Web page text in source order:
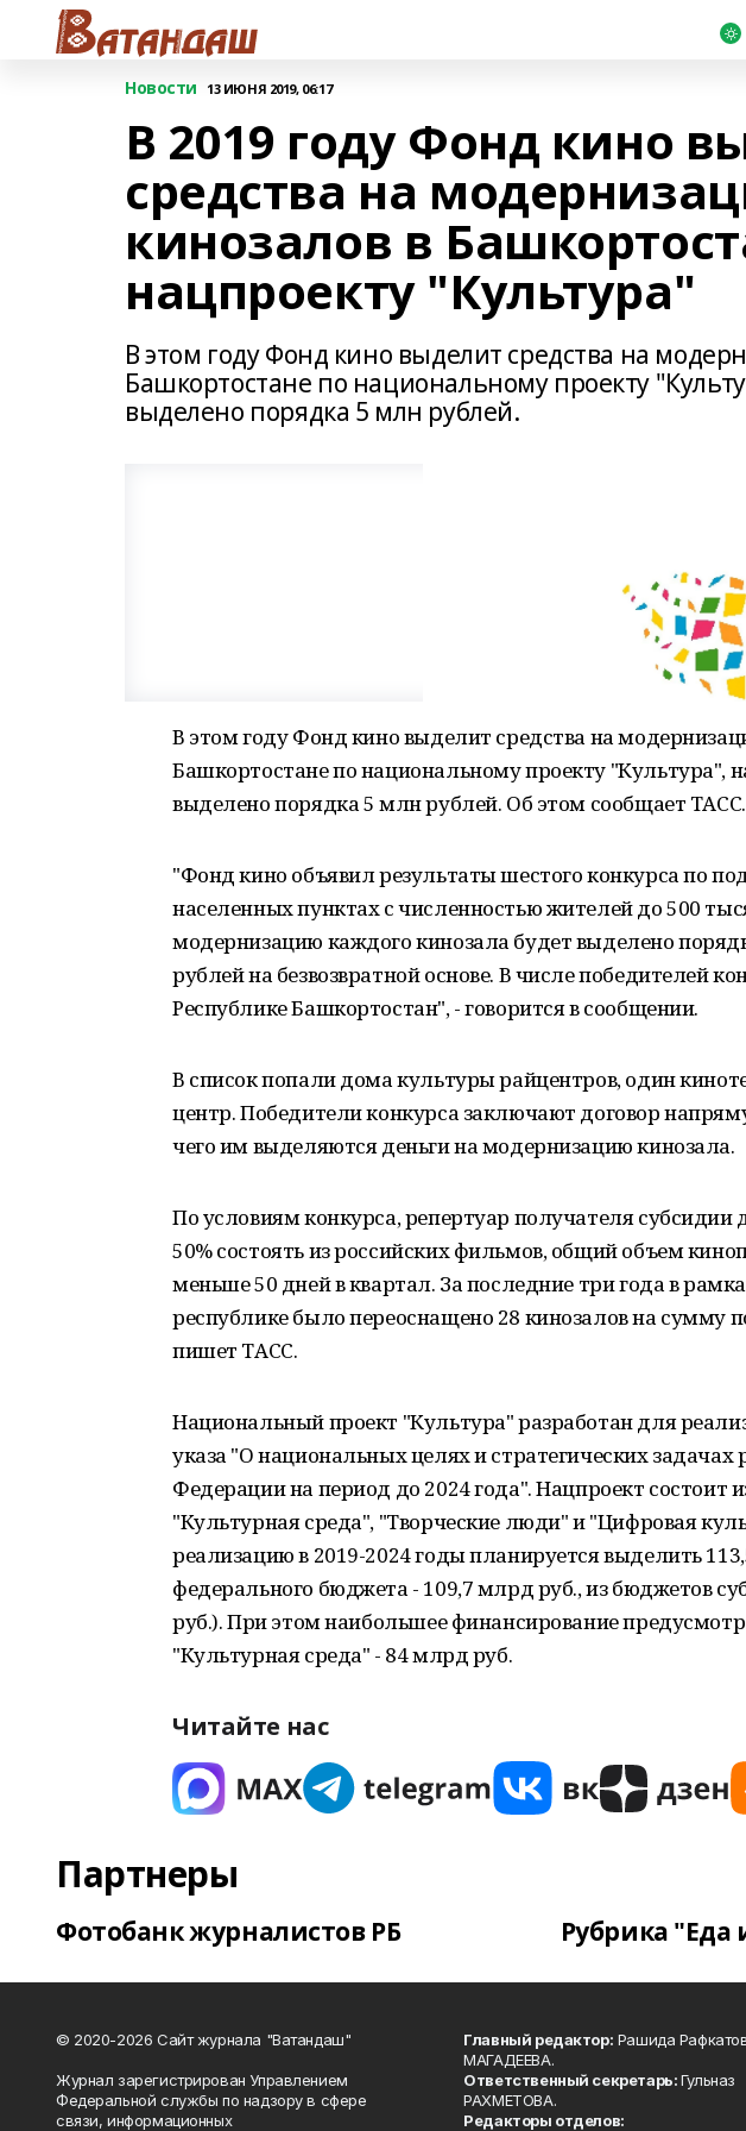
Новости 13 ИЮНЯ 2019, 06:17
В 2019 году Фонд кино
средства на
кинозалов в
нацпроекту "Культура"
В этом году Фонд кино выделит средства на
Башкортостане по национальному проекту
выделено порядка 5 млн рублей.
В этом году Фонд кино выделит средства на
Башкортостане по национальному проекту "Культура",
выделено порядка 5 млн рублей. Об этом сообщает ТАСС.
"Фонд кино объявил результаты шестого конкурса по
населенных пунктах с численностью жителей до 500
модернизацию каждого кинозала будет выделено
рублей на безвозвратной основе. В числе победителей
Республике Башкортостан", - говорится в сообщении.
В список попали дома культуры райцентров, один
центр. Победители конкурса заключают договор
чего им выделяются деньги на модернизацию кинозала.
По условиям конкурса, репертуар получателя субсидии
50% состоять из российских фильмов, общий объем
меньше 50 дней в квартал. За последние три года в
республике было переоснащено 28 кинозалов на сумму
пишет ТАСС.
Национальный проект "Культура" разработан для
указа "О национальных целях и стратегических задачах
Федерации на период до 2024 года". Нацпроект состоит
"Культурная среда", "Творческие люди" и "Цифровая
реализацию в 2019-2024 годы планируется выделить
федерального бюджета - 109,7 млрд руб., из бюджетов
руб.). При этом наибольшее финансирование
"Культурная среда" - 84 млрд руб.
Читайте нас
Партнеры
Фотобанк журналистов РБ Рубрика "Еда
© 2020-2026 Сайт журнала "Ватандаш"
Журнал зарегистрирован Управлением
Федеральной службы по надзору в сфере
связи, информационных
Главный редактор: Рашида
МАГАДЕЕВА.
Ответственный секретарь:Гульназ
РАХМЕТОВА.
Редакторы отделов: